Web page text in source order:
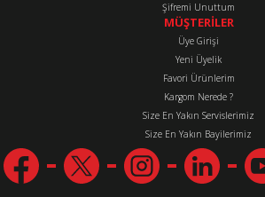
Şifremi Unuttum
MÜŞTERİLER
Üye Girişi
Yeni Üyelik
Favori Ürünlerim
Kargom Nerede ?
Size En Yakın Servislerimiz
Size En Yakın Bayilerimiz